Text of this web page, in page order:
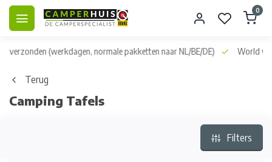
0
verzonden (werkdagen, normale pakketten naar NL/BE/DE) World
Terug
Camping Tafels
Filters